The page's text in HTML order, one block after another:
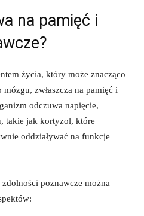
na pamięć i
życia, który może znacząco
mózgu, zwłaszcza na pamięć i
odczuwa napięcie,
takie jak kortyzol, które
oddziaływać na funkcje
poznawcze można